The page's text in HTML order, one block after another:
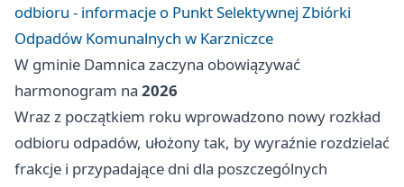
odbioru - informacje o Punkt Selektywnej Zbiórki
Odpadów Komunalnych w Karzniczce
W gminie Damnica zaczyna obowiązywać
harmonogram na 2026
Wraz z początkiem roku wprowadzono nowy rozkład
odbioru odpadów, ułożony tak, by wyraźnie rozdzielać
frakcje i przypadające dni dla poszczególnych